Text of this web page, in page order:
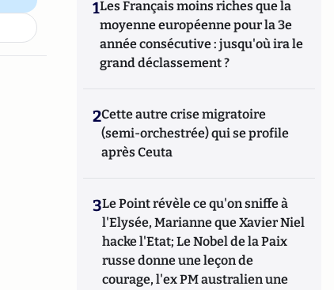
1Les Français moins riches que la
moyenne européenne pour la 3e
année consécutive : jusqu'où ira le
grand déclassement ?
2Cette autre crise migratoire
(semi-orchestrée) qui se profile
après Ceuta
3Le Point révèle ce qu'on sniffe à
l'Elysée, Marianne que Xavier Niel
hacke l'Etat; Le Nobel de la Paix
russe donne une leçon de
courage, l'ex PM australien une